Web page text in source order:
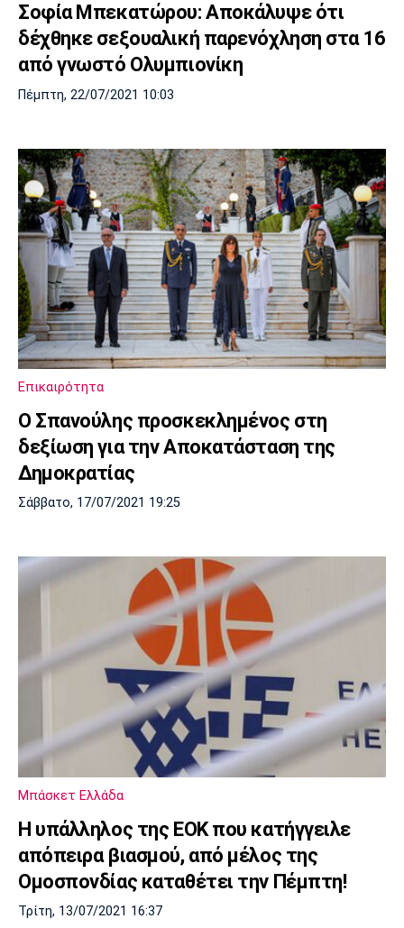
Σοφία Μπεκατώρου: Αποκάλυψε ότι
δέχθηκε σεξουαλική παρενόχληση στα 16
από γνωστό Ολυμπιονίκη
Πέμπτη, 22/07/2021 10:03
Επικαιρότητα
Ο Σπανούλης προσκεκλημένος στη
δεξίωση για την Αποκατάσταση της
Δημοκρατίας
Σάββατο, 17/07/2021 19:25
Μπάσκετ Ελλάδα
Η υπάλληλος της ΕΟΚ που κατήγγειλε
απόπειρα βιασμού, από μέλος της
Ομοσπονδίας καταθέτει την Πέμπτη!
Τρίτη, 13/07/2021 16:37